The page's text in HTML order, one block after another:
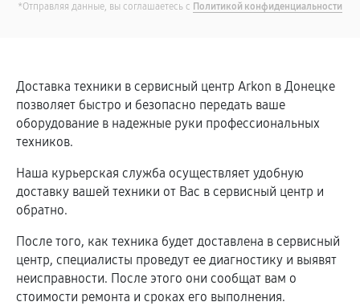
*Отправляя данные, вы соглашаетесь с Политикой конфиденциальности
Доставка техники в сервисный центр Arkon в Донецке
позволяет быстро и безопасно передать ваше
оборудование в надежные руки профессиональных
техников.
Наша курьерская служба осуществляет удобную
доставку вашей техники от Вас в сервисный центр и
обратно.
После того, как техника будет доставлена в сервисный
центр, специалисты проведут ее диагностику и выявят
неисправности. После этого они сообщат вам о
стоимости ремонта и сроках его выполнения.